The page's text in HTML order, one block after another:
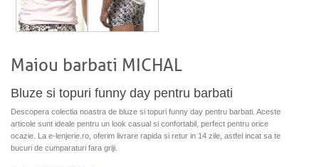
Maiou barbati MICHAL
Bluze si topuri funny day pentru barbati
Descopera colectia noastra de bluze si topuri funny day pentru barbati. Aceste
articole sunt ideale pentru un look casual si confortabil, perfect pentru orice
ocazie. La e-lenjerie.ro, oferim livrare rapida si retur in 14 zile, astfel incat sa te
bucuri de cumparaturi fara griji.